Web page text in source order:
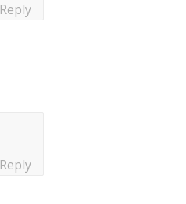
Reply
Reply